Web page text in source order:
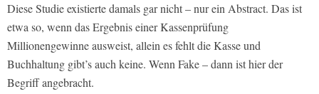
Diese Studie existierte damals gar nicht – nur ein Abstract. Das ist
etwa so, wenn das Ergebnis einer Kassenprüfung
Millionengewinne ausweist, allein es fehlt die Kasse und
Buchhaltung gibt’s auch keine. Wenn Fake – dann ist hier der
Begriff angebracht.